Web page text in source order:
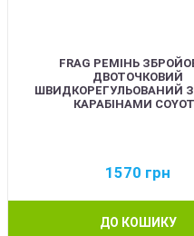
FRAG РЕМІНЬ
ДВОТОЧКОВИЙ
ШВИДКОРЕГУЛЬОВАНИЙ
КАРАБІНАМИ
1570 грн
ДО КОШИКУ